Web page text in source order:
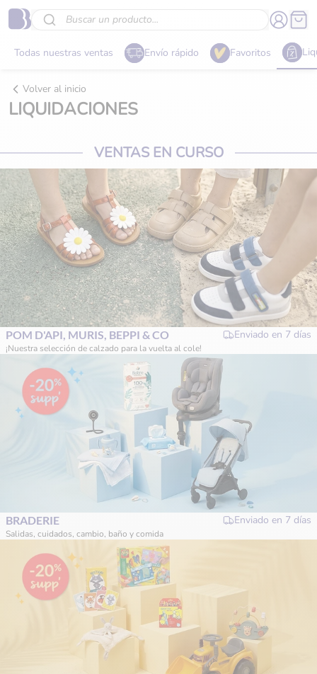
Buscar un producto...
Todas nuestras ventas Envío rápido Favoritos
Volver al inicio
LIQUIDACIONES
VENTAS EN CURSO
POM D'API, MURIS, BEPPI & CO Enviado en 7 días
¡Nuestra selección de calzado para la vuelta al cole!
BRADERIE Enviado en 7 días
Salidas, cuidados, cambio, baño y comida